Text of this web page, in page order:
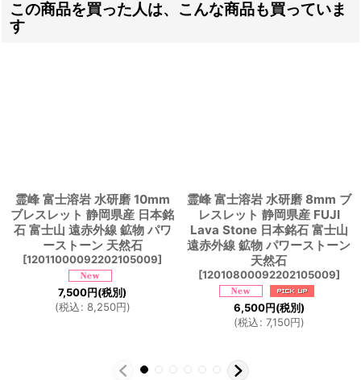
この商品を買った人は、こんな商品も買っていま
す
霊峰 富士溶岩 水研磨 10mm
ブレスレット 静岡県産 日本銘
石 富士山 遠赤外線 鉱物 パワ
ーストーン 天然石
[12011000092202105009]
7,500円(税別)
(税込: 8,250円)
霊峰 富士溶岩 水研磨 8mm ブ
レスレット 静岡県産 FUJI
Lava Stone 日本銘石 富士山
遠赤外線 鉱物 パワーストーン
天然石
[12010800092202105009]
6,500円(税別)
(税込: 7,150円)